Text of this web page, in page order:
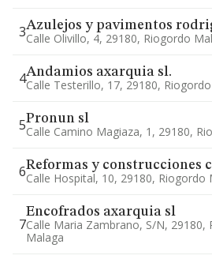
3Azulejos y pavimentos
Calle Olivillo, 4, 29180, Riogordo
4Andamios axarquia sl.
Calle Testerillo, 17, 29180,
5Pronun sl
Calle Camino Magiaza, 1, 29180,
6Reformas y construcciones
Calle Hospital, 10, 29180, Riogordo
7
Encofrados axarquia sl
Calle Maria Zambrano, S/n, 29180,
Malaga